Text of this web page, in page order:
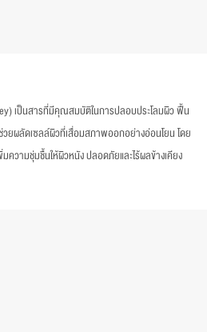
เป็นสารที่มีคุณสมบัติในการปลอบประโลมผิว ฟื้น
วยผลัดเซลล์ผิวที่เสื่อมสภาพออกอย่างอ่อนโยน โดย
วามชุ่มชื้นให้ผิวหนัง ปลอดภัยและไร้ผลข้างเคียง